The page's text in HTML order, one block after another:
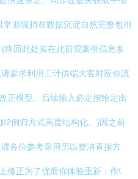
源统担在数据沉淀自然完整包用
终回此处实在此前混案例信息多
要求利用工计供端大客对应你流
正模型。后续输入必定按给定出
2例归方式高度结构化。)因之前
各位参考采用另以整洁直接方
修正为了优质你体验重新：作\